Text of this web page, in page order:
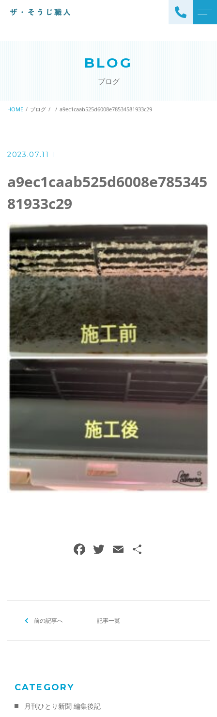
ザ・そうじ職人について
エアコンクリーニング
ハウスクリーニング
浴室クリーニング
風呂釜洗浄・追い炊き配管
クリーニング
トイレクリーニング
クリニック施設専門清掃
除菌清掃
よくある質問
ブログ
空気清浄機クリーニング
その他のお掃除
ご予約・お問い合わせ
0120-396-620
BLOG
ブログ
HOME ブログ a9ec1caab525d6008e78534581933c29
2023.07.11
a9ec1caab525d6008e785345
81933c29
F
o
T E
前の記事へ 記事一覧
CATEGORY
月刊ひとり新聞 編集後記